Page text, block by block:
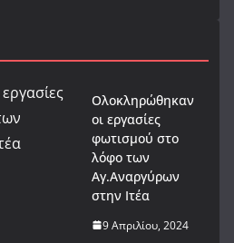
Ολοκληρώθηκαν
οι εργασίες
φωτισμού στο
λόφο των
Αγ.Αναργύρων
στην Ιτέα
9 Απριλίου, 2024